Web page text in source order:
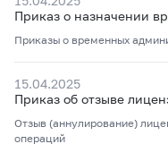
Приказ о назначении
Приказы о временных
15.04.2025
Приказ об отзыве
Отзыв (аннулирование)
операций